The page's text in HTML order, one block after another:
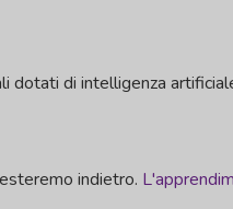
dotati di intelligenza
indietro.